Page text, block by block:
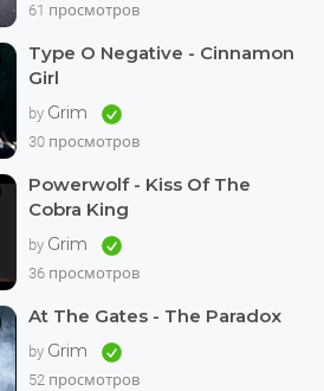
61 просмотров
Type O Negative - Cinnamon
Girl
by Grim
30 просмотров
Powerwolf - Kiss Of The
Cobra King
by Grim
36 просмотров
At The Gates - The Paradox
by Grim
52 просмотров